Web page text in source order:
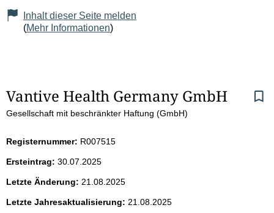
Inhalt dieser Seite melden
(Mehr Informationen)
S
e
i
t
e
Vantive Health Germany GmbH
Gesellschaft mit beschränkter Haftung (GmbH)
Registernummer: R007515
Ersteintrag: 30.07.2025
Letzte Änderung: 21.08.2025
Letzte Jahresaktualisierung: 21.08.2025